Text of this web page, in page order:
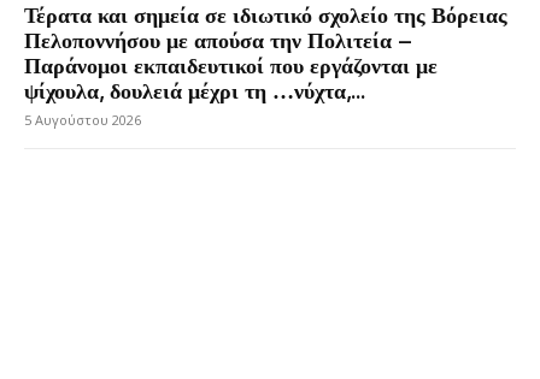
Τέρατα και σημεία σε ιδιωτικό σχολείο της Βόρειας
Πελοποννήσου με απούσα την Πολιτεία –
Παράνομοι εκπαιδευτικοί που εργάζονται με
ψίχουλα, δουλειά μέχρι τη …νύχτα,...
5 Αυγούστου 2026